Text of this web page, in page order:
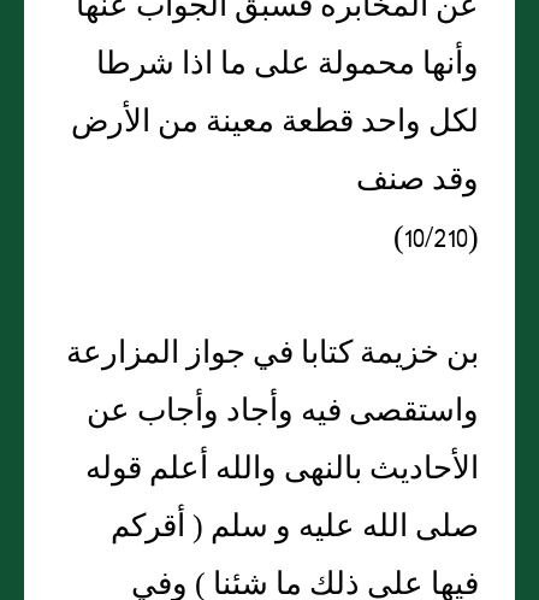
وأنها محمولة على ما اذا شرطا
لكل واحد قطعة معينة من الأرض
وقد صنف
(10/210)
بن خزيمة كتابا في جواز المزارعة
واستقصى فيه وأجاد وأجاب عن
الأحاديث بالنهى والله أعلم قوله
صلى الله عليه و سلم ( أقركم
فيها على ذلك ما شئنا ) وفي